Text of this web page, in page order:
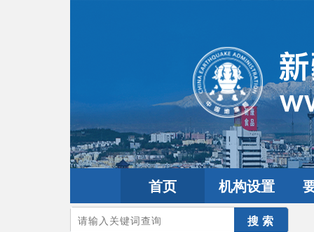
首页 机构设置
您的当前位置：首页>要闻动态